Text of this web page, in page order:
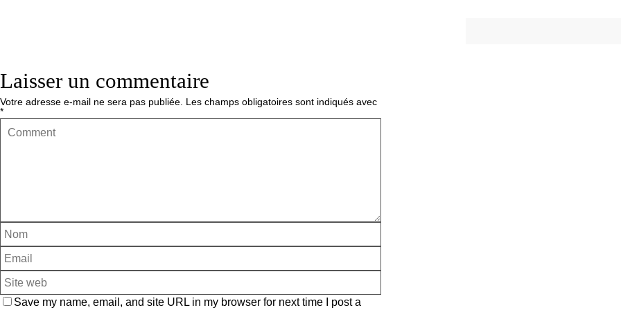
Laisser un commentaire
Votre adresse e-mail ne sera pas publiée. Les champs obligatoires sont indiqués avec
*
Save my name, email, and site URL in my browser for next time I post a